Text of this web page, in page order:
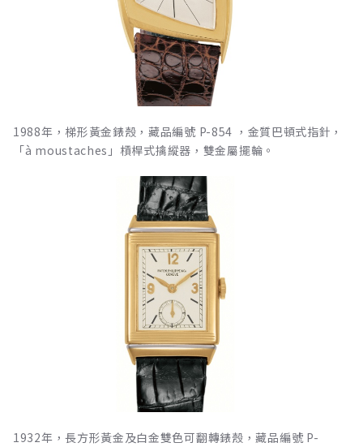
1988年，梯形黃金錶殼，藏品編號 P-854 ，金質巴頓式指針，
「à moustaches」槓桿式擒縱器，雙金屬擺輪。
1932年，長方形黃金及白金雙色可翻轉錶殼，藏品編號 P-